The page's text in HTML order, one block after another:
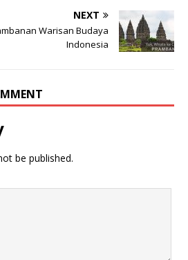
NEXT
Warisan Budaya
Indonesia
be published.